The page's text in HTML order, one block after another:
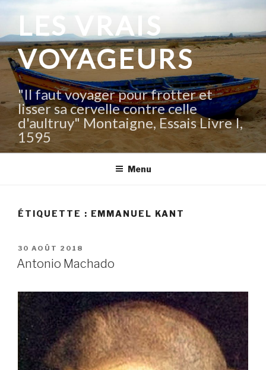
contenu
principal
LES VRAIS
VOYAGEURS
"Il faut voyager pour frotter et
lisser sa cervelle contre celle
d'aultruy" Montaigne, Essais Livre I,
1595
Menu
ÉTIQUETTE : EMMANUEL KANT
PUBLIÉ
LE
30 AOÛT 2018
Antonio Machado